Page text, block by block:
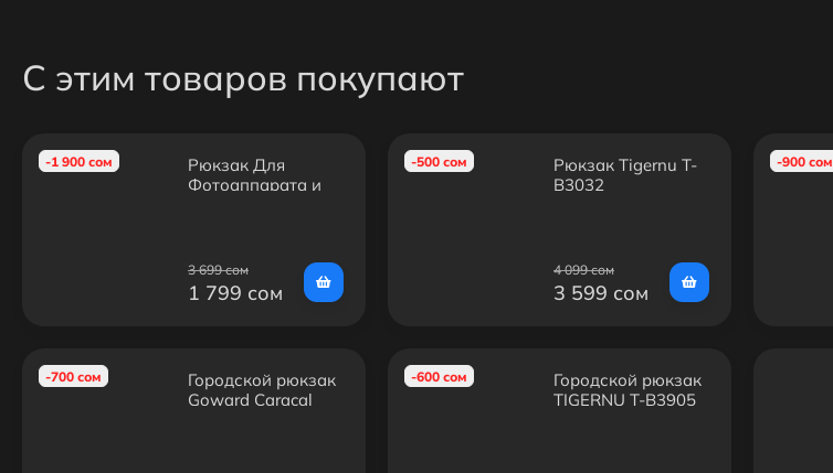
С этим товаров покупают
-1 900 сом
Рюкзак Для
Фотоаппарата и
3 699 сом
1 799 сом
-700 сом
Городской рюкзак
Goward Caracal
-500 сом
Рюкзак Tigernu Т-
B3032
4 099 сом
3 599 сом
-600 сом
Городской рюкзак
TIGERNU T-B3905
-900 сом